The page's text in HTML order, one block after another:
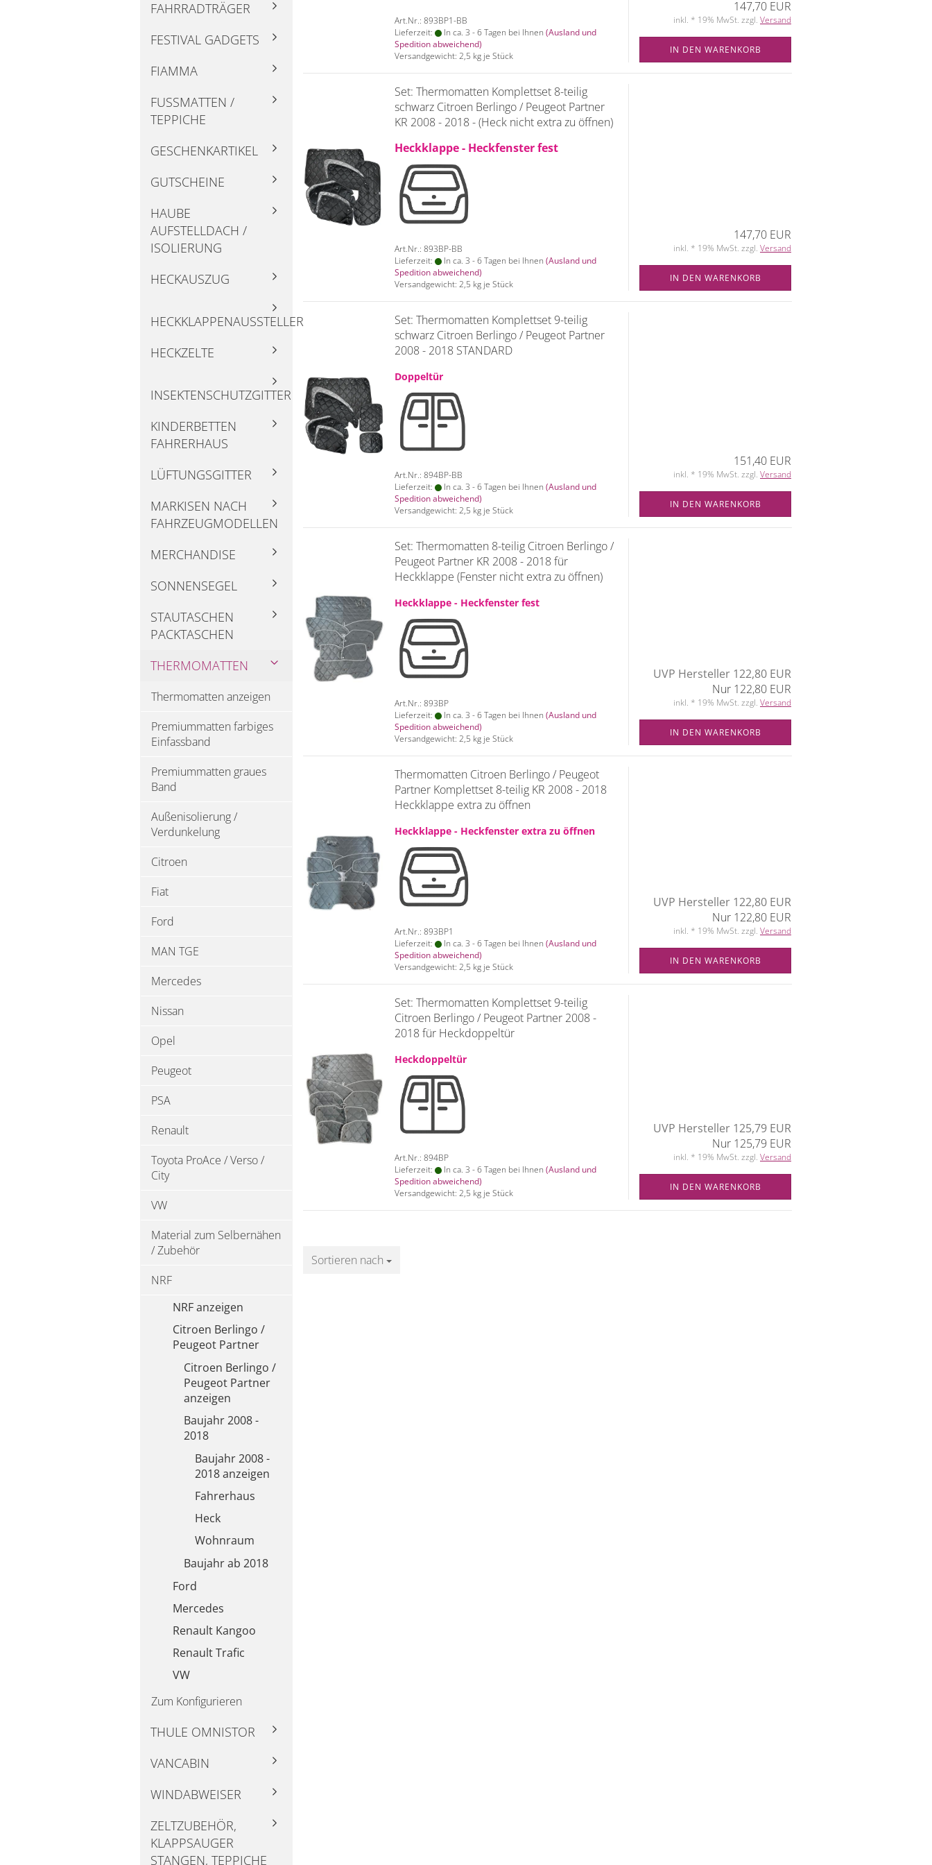
Art.Nr.: 893BP1-BB
Lieferzeit:
In ca. 3 - 6 Tagen bei Ihnen (Ausland und
Spedition abweichend)
Versandgewicht: 2,5 kg je Stück
147,70 EUR
inkl. * 19% MwSt. zzgl. Versand
IN DEN WARENKORB
Set: Thermomatten Komplettset 8-teilig
schwarz Citroen Berlingo / Peugeot Partner
KR 2008 - 2018 - (Heck nicht extra zu öffnen)
Heckklappe - Heckfenster fest
Art.Nr.: 893BP-BB
Lieferzeit:
In ca. 3 - 6 Tagen bei Ihnen (Ausland und
Spedition abweichend)
Versandgewicht: 2,5 kg je Stück
147,70 EUR
inkl. * 19% MwSt. zzgl. Versand
IN DEN WARENKORB
Set: Thermomatten Komplettset 9-teilig
schwarz Citroen Berlingo / Peugeot Partner
2008 - 2018 STANDARD
Doppeltür
Art.Nr.: 894BP-BB
Lieferzeit:
In ca. 3 - 6 Tagen bei Ihnen (Ausland und
Spedition abweichend)
Versandgewicht: 2,5 kg je Stück
151,40 EUR
inkl. * 19% MwSt. zzgl. Versand
IN DEN WARENKORB
Set: Thermomatten 8-teilig Citroen Berlingo /
Peugeot Partner KR 2008 - 2018 für
Heckklappe (Fenster nicht extra zu öffnen)
Heckklappe - Heckfenster fest
Art.Nr.: 893BP
Lieferzeit:
In ca. 3 - 6 Tagen bei Ihnen (Ausland und
Spedition abweichend)
Versandgewicht: 2,5 kg je Stück
UVP Hersteller 122,80 EUR
Nur 122,80 EUR
inkl. * 19% MwSt. zzgl. Versand
IN DEN WARENKORB
Thermomatten Citroen Berlingo / Peugeot
Partner Komplettset 8-teilig KR 2008 - 2018
Heckklappe extra zu öffnen
Heckklappe - Heckfenster extra zu öffnen
Art.Nr.: 893BP1
Lieferzeit:
In ca. 3 - 6 Tagen bei Ihnen (Ausland und
Spedition abweichend)
Versandgewicht: 2,5 kg je Stück
UVP Hersteller 122,80 EUR
Nur 122,80 EUR
inkl. * 19% MwSt. zzgl. Versand
IN DEN WARENKORB
Set: Thermomatten Komplettset 9-teilig
Citroen Berlingo / Peugeot Partner 2008 -
2018 für Heckdoppeltür
Heckdoppeltür
Art.Nr.: 894BP
Lieferzeit:
In ca. 3 - 6 Tagen bei Ihnen (Ausland und
Spedition abweichend)
Versandgewicht: 2,5 kg je Stück
UVP Hersteller 125,79 EUR
Nur 125,79 EUR
inkl. * 19% MwSt. zzgl. Versand
IN DEN WARENKORB
Sortieren nach
Sortieren nach
FAHRRADTRÄGER
FESTIVAL GADGETS
FIAMMA
FUSSMATTEN / T
EPPICHE
GESCHENKARTIKEL
GUTSCHEINE
HAUBE
AUFSTELLDACH /
ISOLIERUNG
HECKAUSZUG
HECKKLAPPENAUSSTELLER
HECKZELTE
INSEKTENSCHUTZGITTER
KINDERBETTEN
FAHRERHAUS
LÜFTUNGSGITTER
MARKISEN NACH
FAHRZEUGMODELLEN
MERCHANDISE
SONNENSEGEL
STAUTASCHEN
PACKTASCHEN
THERMOMATTEN
Thermomatten anzeigen
Premiummatten farbiges
Einfassband
Premiummatten graues
Band
Außenisolierung /
Verdunkelung
Citroen
Fiat
Ford
MAN TGE
Mercedes
Nissan
Opel
Peugeot
PSA
Renault
Toyota ProAce / Verso /
City
VW
Material zum Selbernähen
/ Zubehör
NRF
NRF anzeigen
Citroen Berlingo /
Peugeot Partner
Citroen Berlingo /
Peugeot Partner
anzeigen
Baujahr 2008 -
2018
Baujahr 2008 -
2018 anzeigen
Fahrerhaus
Heck
Wohnraum
Baujahr ab 2018
Ford
Mercedes
Renault Kangoo
Renault Trafic
VW
Zum Konfigurieren
THULE OMNISTOR
VANCABIN
WINDABWEISER
ZELTZUBEHÖR,
KLAPPSAUGER
STANGEN, TEPPICHE